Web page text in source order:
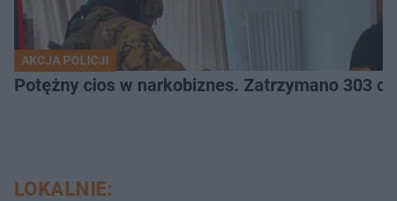
AKCJA POLICJI
Potężny cios
LOKALNIE: